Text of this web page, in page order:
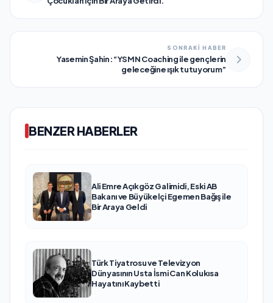
SONRAKİ HABER
Yasemin Şahin: “YSMN Coaching ile gençlerin
geleceğine ışık tutuyorum”
BENZER HABERLER
Ali Emre Açıkgöz Galimidi, Eski AB
Bakanı ve Büyükelçi Egemen Bağış ile
Bir Araya Geldi
Türk Tiyatrosu ve Televizyon
Dünyasının Usta İsmi Can Kolukısa
Hayatını Kaybetti